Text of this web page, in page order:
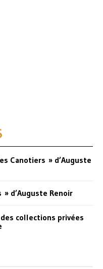
Canotiers » d’Auguste
d’Auguste Renoir
collections privées